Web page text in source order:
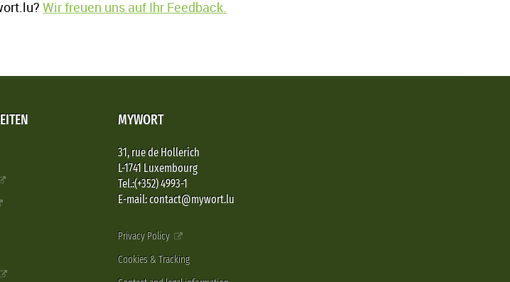
Wir freuen uns auf Ihr Feedback.
MYWORT
31, rue de Hollerich
L-1741 Luxembourg
Tel.:(+352) 4993-1
E-mail: contact@mywort.lu
Privacy Policy
Cookies & Tracking